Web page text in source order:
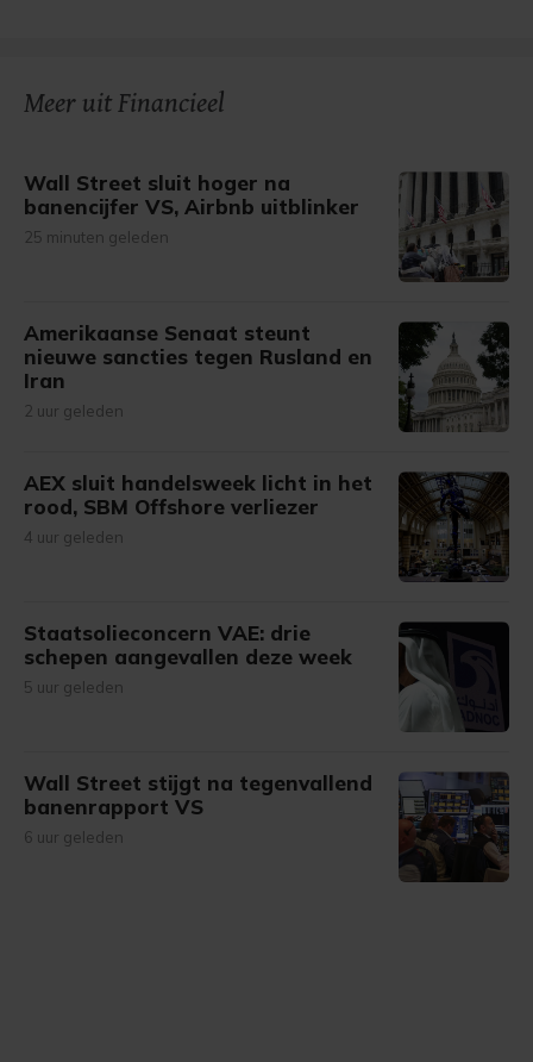
Meer uit Financieel
Wall Street sluit hoger na
banencijfer VS, Airbnb uitblinker
25 minuten geleden
Amerikaanse Senaat steunt
nieuwe sancties tegen Rusland en
Iran
2 uur geleden
AEX sluit handelsweek licht in het
rood, SBM Offshore verliezer
4 uur geleden
Staatsolieconcern VAE: drie
schepen aangevallen deze week
5 uur geleden
Wall Street stijgt na tegenvallend
banenrapport VS
6 uur geleden